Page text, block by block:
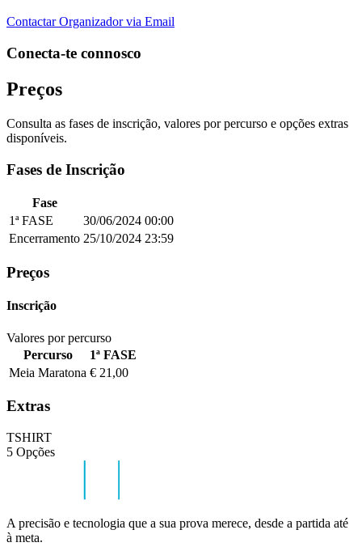
Contactar Organizador via Email
Conecta-te connosco
Preços
Consulta as fases de inscrição, valores por percurso e opções extras
disponíveis.
Fases de Inscrição
Fase
1ª FASE
30/06/2024 00:00
Encerramento 25/10/2024 23:59
Preços
Inscrição
Valores por percurso
Percurso
1ª FASE
Meia Maratona € 21,00
Extras
TSHIRT
5 Opções
A precisão e tecnologia que a sua prova merece, desde a partida até
à meta.